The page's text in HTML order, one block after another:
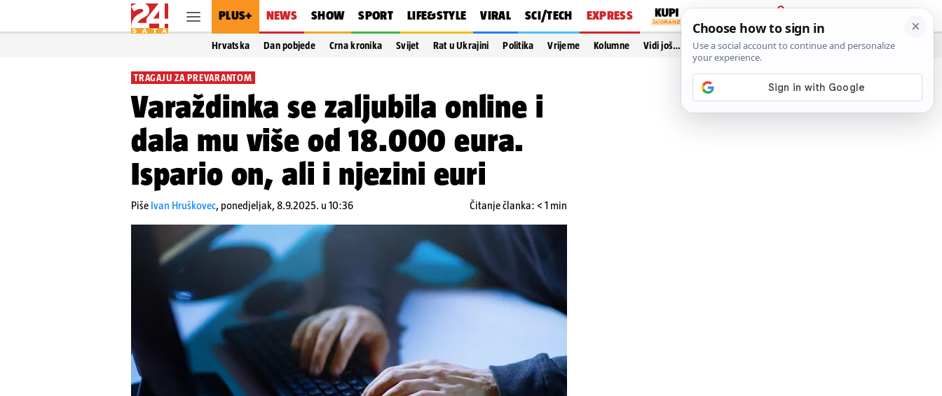
PLUS+ NEWS SHOW SPORT LIFE&STYLE VIRAL SCI/TECH EXPRESS
PRIJAVA
Hrvatska Dan pobjede Crna kronika Svijet Rat u Ukrajini Politika Vrijeme Kolumne Vidi još…
TRAGAJU ZA PREVARANTOM
Varaždinka se zaljubila online i
dala mu više od 18.000 eura.
Ispario on, ali i njezini euri
Piše Ivan Hruškovec, ponedjeljak, 8.9.2025. u 10:36 Čitanje članka: < 1 min